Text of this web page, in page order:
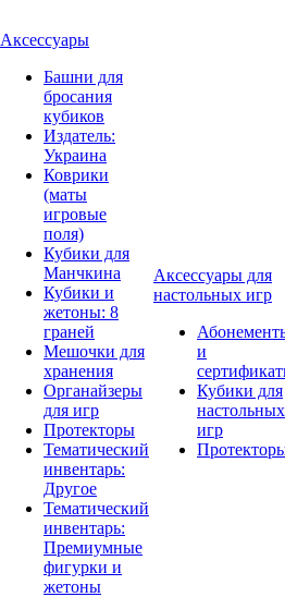
Аксессуары
Башни для
бросания
кубиков
Издатель:
Украина
Коврики
(маты
игровые
поля)
Кубики для
Манчкина
Кубики и
жетоны: 8
граней
Мешочки для
хранения
Органайзеры
для игр
Протекторы
Тематический
инвентарь:
Другое
Тематический
инвентарь:
Премиумные
фигурки и
жетоны
Аксессуары для
настольных игр
и
Кубики для
настольных
игр